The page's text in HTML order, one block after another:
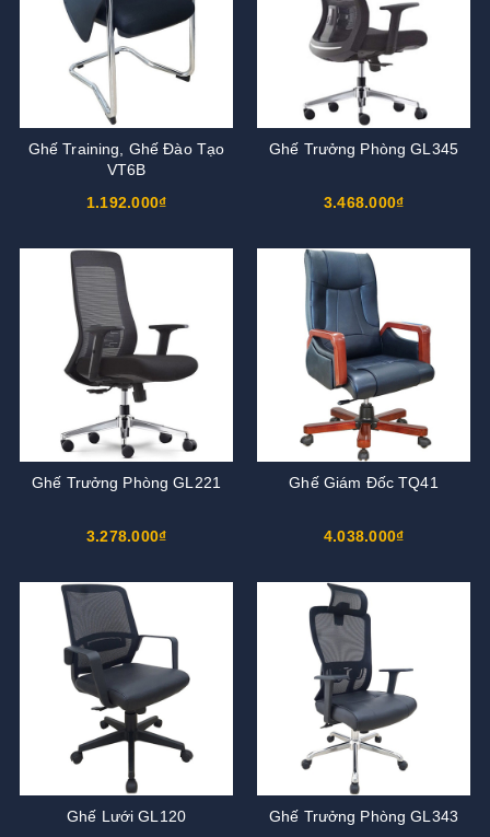
Ghế Training, Ghế Đào Tạo
VT6B
1.192.000₫
Ghế Trưởng Phòng GL345
3.468.000₫
Ghế Trưởng Phòng GL221
3.278.000₫
Ghế Giám Đốc TQ41
4.038.000₫
Ghế Lưới GL120 Ghế Trưởng Phòng GL343